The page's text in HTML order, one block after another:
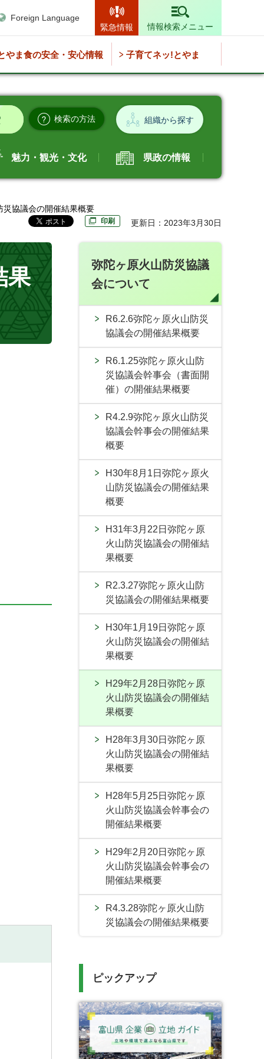
Foreign Language
緊急情報
情報検索メニュー
やま食の安全・安心情報 子育てネッ!とやま
検索の方法 組織から探す
魅力・観光・文化 県政の情報
協議会の開催結果概要
印刷 更新日：2023年3月30日
果
弥陀ヶ原火山防災協議
会について
R6.2.6弥陀ヶ原火山防災
協議会の開催結果概要
R6.1.25弥陀ヶ原火山防
災協議会幹事会（書面開
催）の開催結果概要
R4.2.9弥陀ヶ原火山防災
協議会幹事会の開催結果
概要
H30年8月1日弥陀ヶ原火
山防災協議会の開催結果
概要
H31年3月22日弥陀ヶ原
火山防災協議会の開催結
果概要
R2.3.27弥陀ヶ原火山防
災協議会の開催結果概要
H30年1月19日弥陀ヶ原
火山防災協議会の開催結
果概要
H29年2月28日弥陀ヶ原
火山防災協議会の開催結
果概要
H28年3月30日弥陀ヶ原
火山防災協議会の開催結
果概要
H28年5月25日弥陀ヶ原
火山防災協議会幹事会の
開催結果概要
H29年2月20日弥陀ヶ原
火山防災協議会幹事会の
開催結果概要
R4.3.28弥陀ヶ原火山防
災協議会の開催結果概要
ピックアップ